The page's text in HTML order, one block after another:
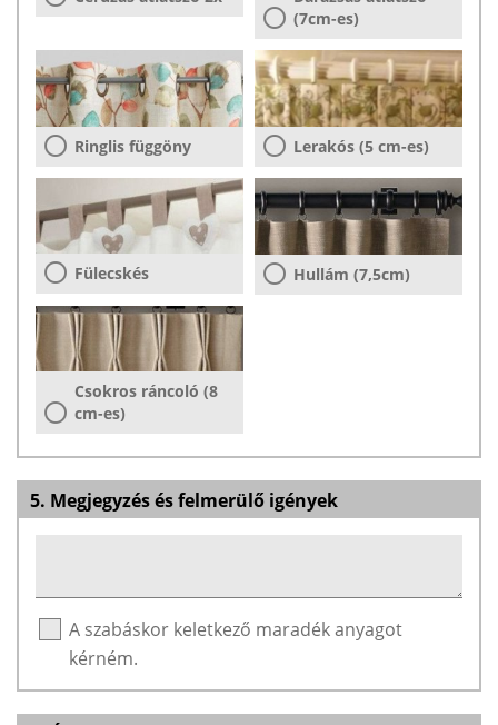
(7cm-es)
Ringlis függöny Lerakós (5 cm-es)
Fülecskés Hullám (7,5cm)
Csokros ráncoló (8
cm-es)
5. Megjegyzés és felmerülő igények
A szabáskor keletkező maradék anyagot
kérném.